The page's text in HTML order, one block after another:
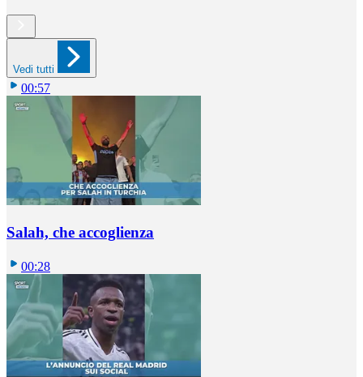
Vedi tutti
00:57
Salah, che accoglienza
00:28